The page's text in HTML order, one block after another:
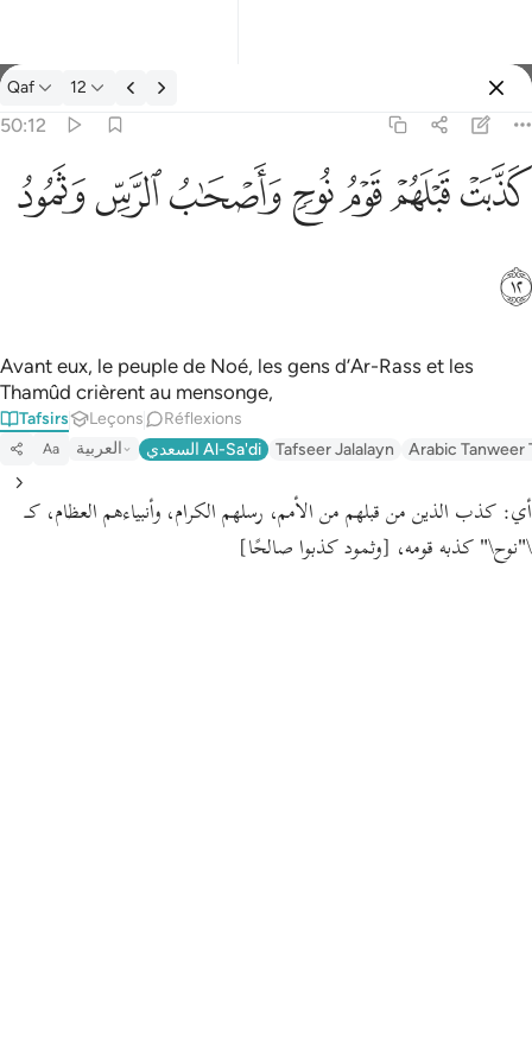
Tafsir: Qaf 50:12
Qaf 12
50:12
كذبت قبلهم قوم نوح واصحاب الرس وثمود ١٢
كَذَّبَتْ قَبْلَهُمْ قَوْمُ نُوحٍۢ وَأَصْحَـٰبُ ٱلرَّسِّ وَثَمُودُ ١٢
ﲫﲬﲭﲮﲯﲰﲱ
ﲲ
Avant eux, le peuple de Noé, les gens d’Ar-Rass et les
Thamûd crièrent au mensonge,
Tafsirs Leçons Réflexions
Aa العربية السعدي Al-Sa'di Tafseer Jalalayn Arabic Tanweer
أي: كذب الذين من قبلهم من الأمم، رسلهم الكرام، وأنبياءهم العظام، كـ
\"نوح\" كذبه قومه، [وثمود كذبوا صالحًا]